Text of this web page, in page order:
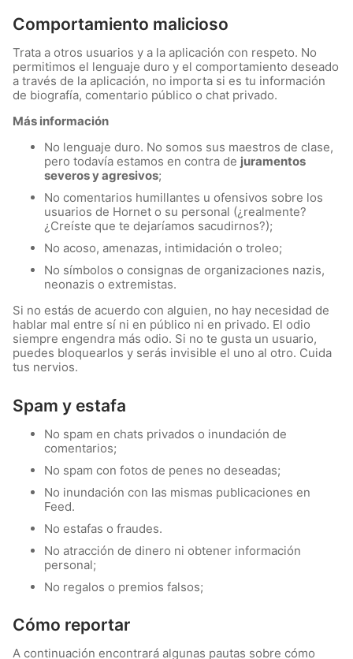
Comportamiento malicioso
Trata a otros usuarios y a la aplicación con respeto. No
permitimos el lenguaje duro y el comportamiento deseado
a través de la aplicación, no importa si es tu información
de biografía, comentario público o chat privado.
Más información
No lenguaje duro. No somos sus maestros de clase,
pero todavía estamos en contra de juramentos
severos y agresivos;
No comentarios humillantes u ofensivos sobre los
usuarios de Hornet o su personal (¿realmente?
¿Creíste que te dejaríamos sacudirnos?);
No acoso, amenazas, intimidación o troleo;
No símbolos o consignas de organizaciones nazis,
neonazis o extremistas.
Si no estás de acuerdo con alguien, no hay necesidad de
hablar mal entre sí ni en público ni en privado. El odio
siempre engendra más odio. Si no te gusta un usuario,
puedes bloquearlos y serás invisible el uno al otro. Cuida
tus nervios.
Spam y estafa
No spam en chats privados o inundación de
comentarios;
No spam con fotos de penes no deseadas;
No inundación con las mismas publicaciones en
Feed.
No estafas o fraudes.
No atracción de dinero ni obtener información
personal;
No regalos o premios falsos;
Cómo reportar
A continuación encontrará algunas pautas sobre cómo